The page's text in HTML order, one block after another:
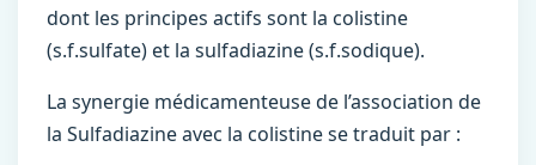
dont les principes actifs sont la colistine
(s.f.sulfate) et la sulfadiazine (s.f.sodique).
La synergie médicamenteuse de l’association de
la Sulfadiazine avec la colistine se traduit par :